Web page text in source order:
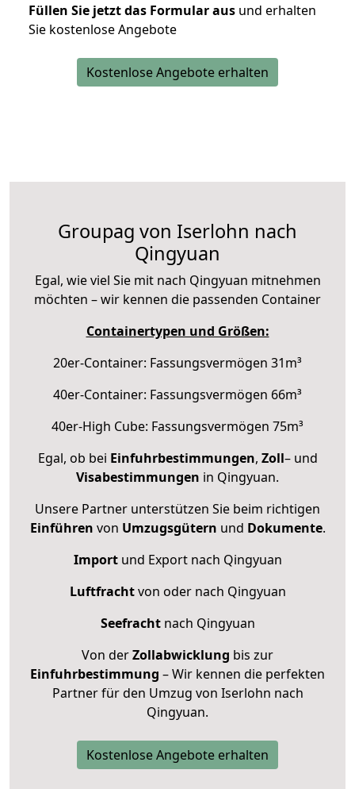
Füllen Sie jetzt das Formular aus und erhalten
Sie kostenlose Angebote
Kostenlose Angebote erhalten
Groupag von Iserlohn nach
Qingyuan
Egal, wie viel Sie mit nach Qingyuan mitnehmen
möchten – wir kennen die passenden Container
Containertypen und Größen:
20er-Container: Fassungsvermögen 31m³
40er-Container: Fassungsvermögen 66m³
40er-High Cube: Fassungsvermögen 75m³
Egal, ob bei Einfuhrbestimmungen, Zoll– und
Visabestimmungen in Qingyuan.
Unsere Partner unterstützen Sie beim richtigen
Einführen von Umzugsgütern und Dokumente.
Importund Export nach Qingyuan
Luftfrachtvon oder nach Qingyuan
Seefrachtnach Qingyuan
Von derZollabwicklung bis zur
Einfuhrbestimmung – Wir kennen die perfekten
Partner für den Umzug von Iserlohn nach
Qingyuan.
Kostenlose Angebote erhalten